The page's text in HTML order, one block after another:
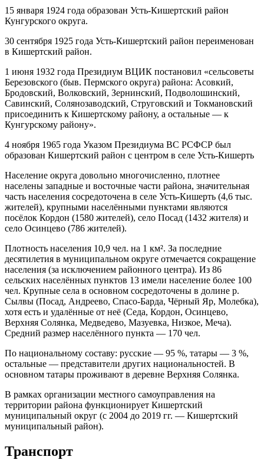
15 января 1924 года образован Усть-Кишертский район
Кунгурского округа.
30 сентября 1925 года Усть-Кишертский район переименован
в Кишертский район.
1 июня 1932 года Президиум ВЦИК постановил «сельсоветы
Березовского (быв. Пермского округа) района: Асовкий,
Бродовский, Волковский, Зернинский, Подволошинский,
Савинский, Солянозаводский, Струговский и Токмановский
присоединить к Кишертскому району, а остальные — к
Кунгурскому району».
4 ноября 1965 года Указом Президиума ВС РСФСР был
образован Кишертский район с центром в селе Усть-Кишерть
Население округа довольно многочисленно, плотнее
населены западные и восточные части района, значительная
часть населения сосредоточена в селе Усть-Кишерть (4,6 тыс.
жителей), крупными населёнными пунктами являются
посёлок Кордон (1580 жителей), село Посад (1432 жителя) и
село Осинцево (786 жителей).
Плотность населения 10,9 чел. на 1 км². За последние
десятилетия в муниципальном округе отмечается сокращение
населения (за исключением районного центра). Из 86
сельских населённых пунктов 13 имели население более 100
чел. Крупные села в основном сосредоточены в долине р.
Сылвы (Посад, Андреево, Спасо-Барда, Чёрный Яр, Молебка),
хотя есть и удалённые от неё (Седа, Кордон, Осинцево,
Верхняя Солянка, Медведево, Мазуевка, Низкое, Меча).
Средний размер населённого пункта — 170 чел.
По национальному составу: русские — 95 %, татары — 3 %,
остальные — представители других национальностей. В
основном татары проживают в деревне Верхняя Солянка.
В рамках организации местного самоуправления на
территории района функционирует Кишертский
муниципальный округ (с 2004 до 2019 гг. — Кишертский
муниципальный район).
Транспорт